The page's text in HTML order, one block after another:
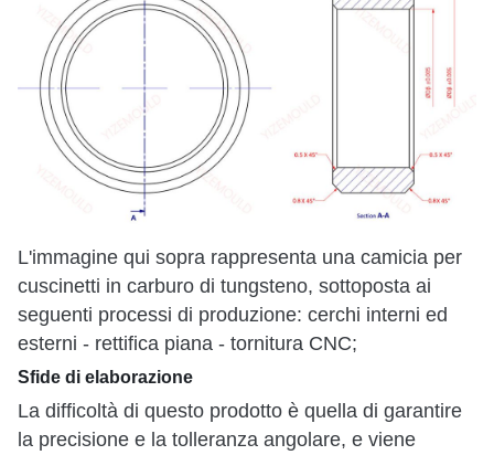
L'immagine qui sopra rappresenta una camicia per
cuscinetti in carburo di tungsteno, sottoposta ai
seguenti processi di produzione: cerchi interni ed
esterni - rettifica piana - tornitura CNC;
Sfide di elaborazione
La difficoltà di questo prodotto è quella di garantire
la precisione e la tolleranza angolare, e viene